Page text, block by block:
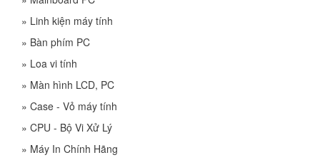
» Linh kiện máy tính
» Bàn phím PC
» Loa vi tính
» Màn hình LCD, PC
» Case - Vỏ máy tính
» CPU - Bộ Vi Xử Lý
» Máy In Chính Hãng